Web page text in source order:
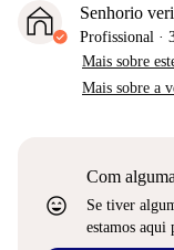
Senhorio
Profissional ·
Mais sobre
Mais sobre a
sentiment_very_satisfied
Com
Se tiver
estamos aqui